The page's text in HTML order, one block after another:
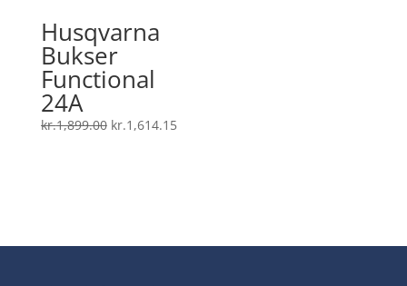
Husqvarna
Bukser
Functional
24A
kr.1,899.00 Den
kr.1,614.15Den